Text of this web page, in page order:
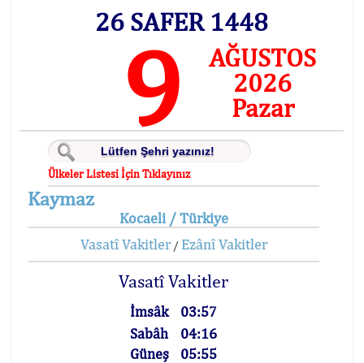
26 SAFER 1448
9
AĞUSTOS
2026
Pazar
Ülkeler Listesi İçin Tıklayınız
Kaymaz
Kocaeli / Türkiye
Vasatî Vakitler/ Ezânî Vakitler
Vasatî Vakitler
İmsâk
03:57
Sabâh
04:16
Güneş
05:55